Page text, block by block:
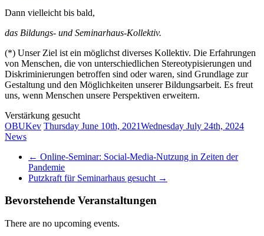
Dann vielleicht bis bald,
das Bildungs- und Seminarhaus-Kollektiv.
(*) Unser Ziel ist ein möglichst diverses Kollektiv. Die Erfahrungen
von Menschen, die von unterschiedlichen Stereotypisierungen und
Diskriminierungen betroffen sind oder waren, sind Grundlage zur
Gestaltung und den Möglichkeiten unserer Bildungsarbeit. Es freut
uns, wenn Menschen unsere Perspektiven erweitern.
Verstärkung gesucht
OBUKev Thursday June 10th, 2021Wednesday July 24th, 2024
News
← Online-Seminar: Social-Media-Nutzung in Zeiten der
Pandemie
Putzkraft für Seminarhaus gesucht →
Bevorstehende Veranstaltungen
There are no upcoming events.